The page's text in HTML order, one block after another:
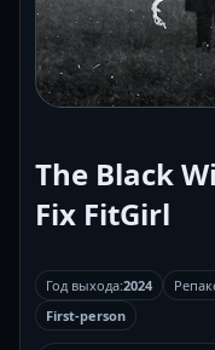
The Black
Fix FitGirl
Год выхода:2024
First-person